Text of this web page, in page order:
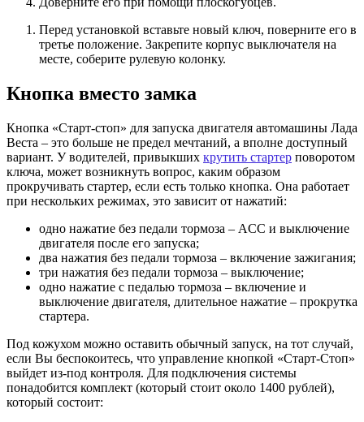
Перед установкой вставьте новый ключ, поверните его в
третье положение. Закрепите корпус выключателя на
месте, соберите рулевую колонку.
Кнопка вместо замка
Кнопка «Старт-стоп» для запуска двигателя автомашины Лада
Веста – это больше не предел мечтаний, а вполне доступный
вариант. У водителей, привыкших крутить стартер поворотом
ключа, может возникнуть вопрос, каким образом
прокручивать стартер, если есть только кнопка. Она работает
при нескольких режимах, это зависит от нажатий:
одно нажатие без педали тормоза – ACC и выключение
двигателя после его запуска;
два нажатия без педали тормоза – включение зажигания;
три нажатия без педали тормоза – выключение;
одно нажатие с педалью тормоза – включение и
выключение двигателя, длительное нажатие – прокрутка
стартера.
Под кожухом можно оставить обычный запуск, на тот случай,
если Вы беспокоитесь, что управление кнопкой «Старт-Стоп»
выйдет из-под контроля. Для подключения системы
понадобится комплект (который стоит около 1400 рублей),
который состоит: